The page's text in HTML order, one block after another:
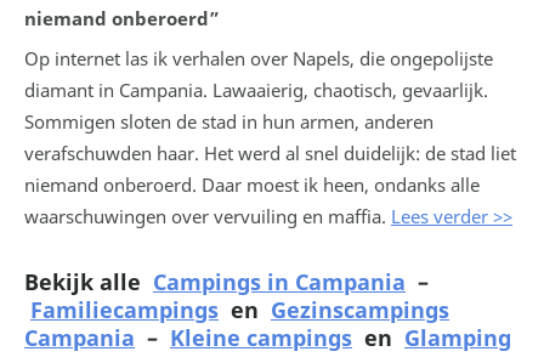
niemand onberoerd”
Op internet las ik verhalen over Napels, die ongepolijste
diamant in Campania. Lawaaierig, chaotisch, gevaarlijk.
Sommigen sloten de stad in hun armen, anderen
verafschuwden haar. Het werd al snel duidelijk: de stad liet
niemand onberoerd. Daar moest ik heen, ondanks alle
waarschuwingen over vervuiling en maffia. Lees verder >>
Bekijk alle Campings in Campania –
Familiecampings en Gezinscampings
Campania – Kleine campings en Glamping